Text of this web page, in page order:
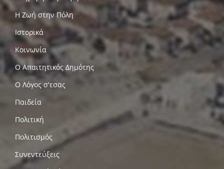
Η Ζωή στην Πόλη
Ιστορικά
Κοινωνία
Ο Απαιτητικός Δημότης
Ο Λόγος σ'εσας
Παιδεία
Πολιτική
Πολιτισμός
Συνεντεύξεις